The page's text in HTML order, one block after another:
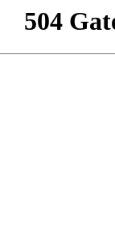
504